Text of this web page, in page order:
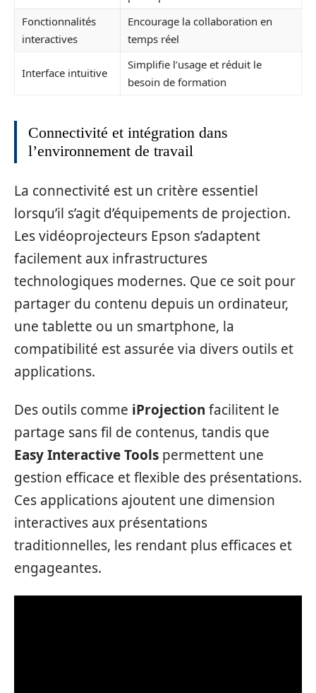
Fonctionnalités
interactives
Encourage la collaboration en
temps réel
Interface intuitive
Simplifie l’usage et réduit le
besoin de formation
Connectivité et intégration dans
l’environnement de travail
La connectivité est un critère essentiel
lorsqu’il s’agit d’équipements de projection.
Les vidéoprojecteurs Epson s’adaptent
facilement aux infrastructures
technologiques modernes. Que ce soit pour
partager du contenu depuis un ordinateur,
une tablette ou un smartphone, la
compatibilité est assurée via divers outils et
applications.
Des outils comme iProjection facilitent le
partage sans fil de contenus, tandis que
Easy Interactive Tools permettent une
gestion efficace et flexible des présentations.
Ces applications ajoutent une dimension
interactives aux présentations
traditionnelles, les rendant plus efficaces et
engageantes.